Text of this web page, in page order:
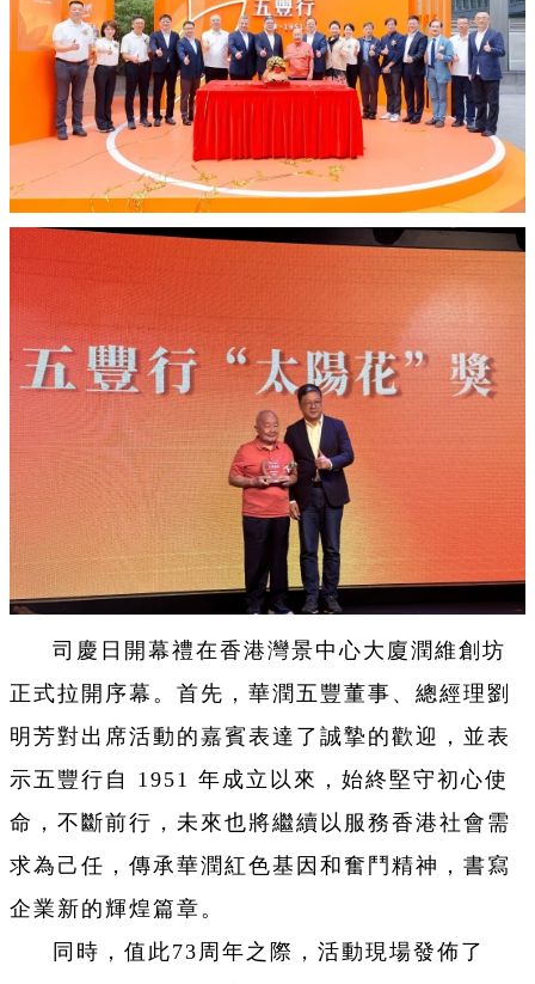
司慶日開幕禮在香港灣景中心大廈潤維創坊
正式拉開序幕。首先，華潤五豐董事、總經理劉
明芳對出席活動的嘉賓表達了誠摯的歡迎，並表
示五豐行自 1951 年成立以來，始終堅守初心使
命，不斷前行，未來也將繼續以服務香港社會需
求為己任，傳承華潤紅色基因和奮鬥精神，書寫
企業新的輝煌篇章。
同時，值此73周年之際，活動現場發佈了